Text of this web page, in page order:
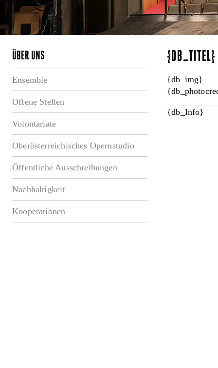
ÜBER UNS
Ensemble
Offene Stellen
Volontariate
Oberösterreichisches Opernstudio
Öffentliche Ausschreibungen
Nachhaltigkeit
Kooperationen
{DB_TITEL}
{db_img}
{db_Info}